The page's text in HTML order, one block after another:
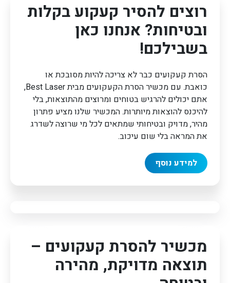
רוצים להסיר קעקוע בקלות
ובטיחות? אנחנו כאן
בשבילכם!
הסרת קעקועים כבר לא צריכה להיות מסובכת או
כואבת. עם מכשיר הסרת הקעקועים מבית Best Laser,
אתם יכולים להרגיש בטוחים ומרוצים מהתוצאות, בלי
להיכנס להוצאות מיותרות. המכשיר שלנו מציע פתרון
מהיר, מדויק ובטיחותי שמתאים לכל מי שרוצה לשדרג
את המראה בלי שום עיכוב.
למידע נוסף
מכשיר להסרת קעקועים –
תוצאה מדויקת, מהירה